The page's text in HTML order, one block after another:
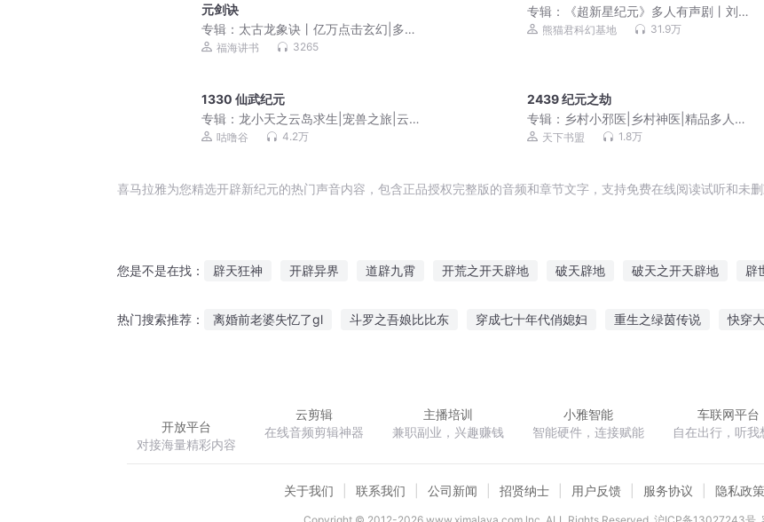
元剑诀
专辑： 太古龙象诀丨亿万点击玄幻|多人
剧（福海领衔vip免费）
福海讲书 3265
专辑：
《超新星纪元》多人有声剧丨刘
慈欣三大长篇之一
熊猫君科幻基地 31.9万
1330 仙武纪元
专辑： 龙小天之云岛求生|宠兽之旅|云岛
冒险|积极努力
咕噜谷 4.2万
2439 纪元之劫
专辑： 乡村小邪医|乡村神医|精品多人有
声剧天下书盟 1.8万
喜马拉雅为您精选开辟新纪元的热门声音内容，包含正品授权完整版的音频和章节文字，支持免费在线阅读试听和未删
您是不是在找： 辟天狂神 开辟异界 道辟九霄 开荒之开天辟地 破天辟地 破天之开天辟地 辟
热门搜索推荐： 离婚前老婆失忆了gl 斗罗之吾娘比比东 穿成七十年代俏媳妇 重生之绿茵传说 快穿
开放平台
对接海量精彩内容
云剪辑
在线音频剪辑神器
主播培训
兼职副业，兴趣赚钱
小雅智能
智能硬件，连接赋能
车联网平台
自在出行，听我
关于我们 联系我们 公司新闻 招贤纳士 用户反馈 服务协议 隐私政策